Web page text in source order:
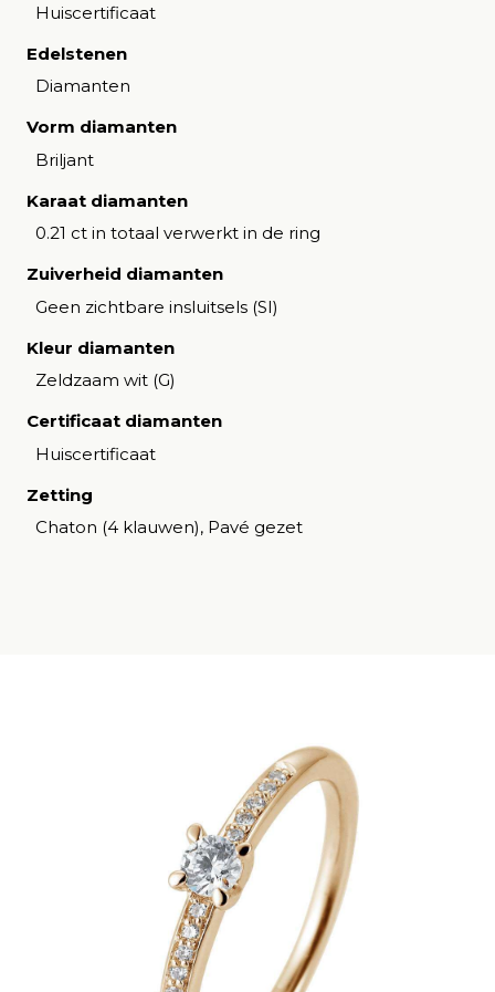
Huiscertificaat
Edelstenen
Diamanten
Vorm diamanten
Briljant
Karaat diamanten
0.21 ct in totaal verwerkt in de ring
Zuiverheid diamanten
Geen zichtbare insluitsels (SI)
Kleur diamanten
Zeldzaam wit (G)
Certificaat diamanten
Huiscertificaat
Zetting
Chaton (4 klauwen), Pavé gezet